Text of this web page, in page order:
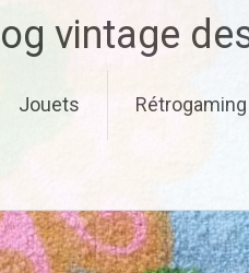
vintage
Jouets Rétrogaming